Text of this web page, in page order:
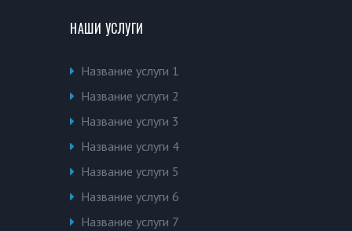
НАШИ УСЛУГИ
Название услуги 1
Название услуги 2
Название услуги 3
Название услуги 4
Название услуги 5
Название услуги 6
Название услуги 7